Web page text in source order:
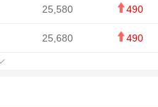
25,580 490
25,680 490